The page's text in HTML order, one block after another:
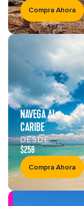
Compra Ahora
NAVEGA AL
CARIBE
DESDE
$258
Compra Ahora